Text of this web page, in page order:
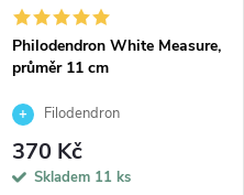
Philodendron White Measure,
průměr 11 cm
Filodendron
370 Kč
Skladem 11 ks